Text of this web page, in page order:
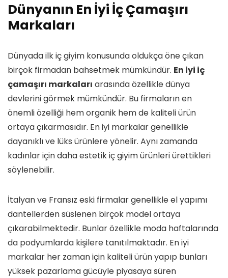
Dünyanın En İyi İç Çamaşırı
Markaları
Dünyada ilk iç giyim konusunda oldukça öne çıkan
birçok firmadan bahsetmek mümkündür. En iyi iç
çamaşırı markaları arasında özellikle dünya
devlerini görmek mümkündür. Bu firmaların en
önemli özelliği hem organik hem de kaliteli ürün
ortaya çıkarmasıdır. En iyi markalar genellikle
dayanıklı ve lüks ürünlere yönelir. Aynı zamanda
kadınlar için daha estetik iç giyim ürünleri ürettikleri
söylenebilir.
İtalyan ve Fransız eski firmalar genellikle el yapımı
dantellerden süslenen birçok model ortaya
çıkarabilmektedir. Bunlar özellikle moda haftalarında
da podyumlarda kişilere tanıtılmaktadır. En iyi
markalar her zaman için kaliteli ürün yapıp bunları
yüksek pazarlama gücüyle piyasaya süren